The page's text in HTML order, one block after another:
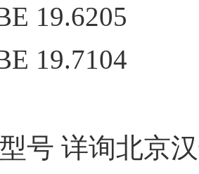
19.6205
19.7104
号 详询北京